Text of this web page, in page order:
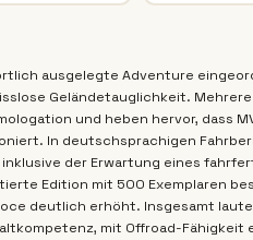
ausgelegte Adventure
Geländetauglichkeit.
und heben hervor, dass
In deutschsprachigen
der Erwartung eines
Edition mit 500 Exemplaren
deutlich erhöht. Insgesamt
mit Offroad-Fähigkeit